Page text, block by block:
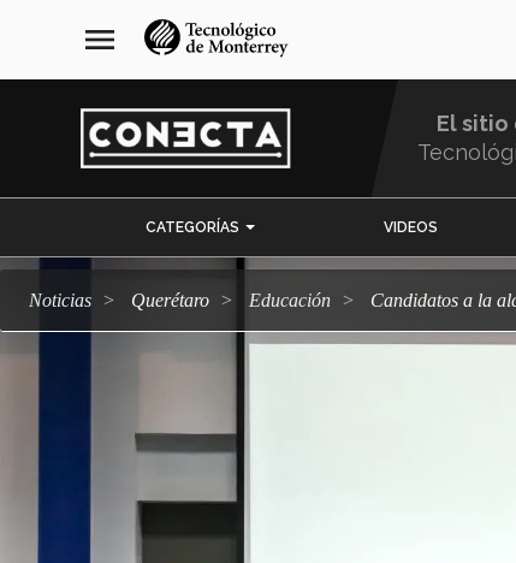
navegación
principal
menu
El sitio
CATEGORÍAS VIDEOS
Noticias Querétaro Educación Candidatos a la